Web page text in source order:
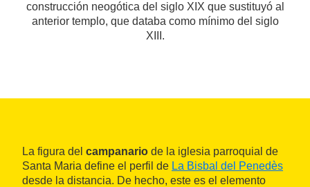
construcción neogótica del siglo XIX que sustituyó al
anterior templo, que databa como mínimo del siglo
XIII.
La figura del campanario de la iglesia parroquial de
Santa Maria define el perfil de La Bisbal del Penedès
desde la distancia. De hecho, este es el elemento